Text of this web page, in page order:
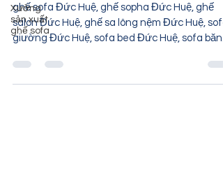
Xưởng
sản xuất
ghế sofa
Đức Huệ Long An | Nội thất Linco
ghế sofa Đức Huệ, ghế sopha Đức Huệ, ghế
salon Đức Huệ, ghế sa lông nệm Đức Huệ, sofa
giường Đức Huệ, sofa bed Đức Huệ, sofa băng